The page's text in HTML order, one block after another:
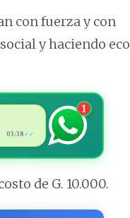
con fuerza y con
y haciendo eco
03:38 ✓✓
1
de G. 10.000.